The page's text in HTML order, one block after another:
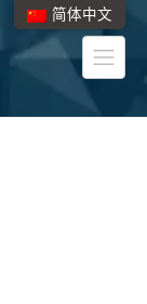
简体中文